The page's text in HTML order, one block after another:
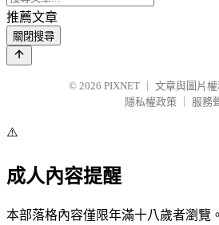
推薦文章
關閉搜尋
© 2026 PIXNET
文章與圖片
隱私權政策
服務
⚠️
成人內容提醒
本部落格內容僅限年滿十八歲者瀏覽。